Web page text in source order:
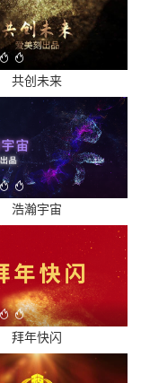
共创未来
浩瀚宇宙
拜年快闪